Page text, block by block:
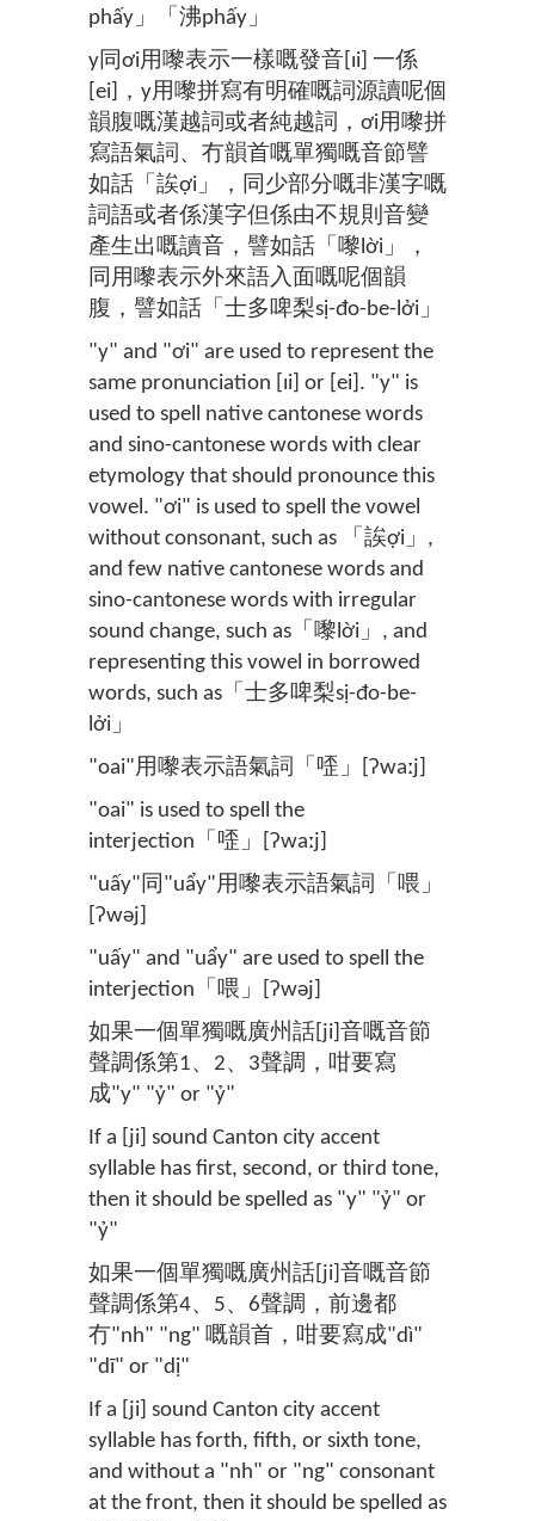
phấy」「沸phấy」
y同ơi用嚟表示一樣嘅發音[ɪi] 一係
[ei]，y用嚟拼寫有明確嘅詞源讀呢個
韻腹嘅漢越詞或者純越詞，ơi用嚟拼
寫語氣詞、冇韻首嘅單獨嘅音節譬
如話「誒ợi」，同少部分嘅非漢字嘅
詞語或者係漢字但係由不規則音變
產生出嘅讀音，譬如話「嚟lời」，
同用嚟表示外來語入面嘅呢個韻
腹，譬如話「士多啤梨sị-đo-be-lởi」
"y" and "ơi" are used to represent the
same pronunciation [ɪi] or [ei]. "y" is
used to spell native cantonese words
and sino-cantonese words with clear
etymology that should pronounce this
vowel. "ơi" is used to spell the vowel
without consonant, such as 「誒ợi」,
and few native cantonese words and
sino-cantonese words with irregular
sound change, such as「嚟lời」, and
representing this vowel in borrowed
words, such as「士多啤梨sị-đo-be-
lởi」
"oai"用嚟表示語氣詞「㗏」[ʔwaːj]
"oai" is used to spell the
interjection「㗏」[ʔwaːj]
"uấy"同"uẩy"用嚟表示語氣詞「喂」
[ʔwəj]
"uấy" and "uẩy" are used to spell the
interjection「喂」[ʔwəj]
如果一個單獨嘅廣州話[ji]音嘅音節
聲調係第1、2、3聲調，咁要寫
成"y" "ỷ" or "ỷ"
If a [ji] sound Canton city accent
syllable has first, second, or third tone,
then it should be spelled as "y" "ỷ" or
"ỷ"
如果一個單獨嘅廣州話[ji]音嘅音節
聲調係第4、5、6聲調，前邊都
冇"nh" "ng" 嘅韻首，咁要寫成"dì"
"dĩ" or "dị"
If a [ji] sound Canton city accent
syllable has forth, fifth, or sixth tone,
and without a "nh" or "ng" consonant
at the front, then it should be spelled as